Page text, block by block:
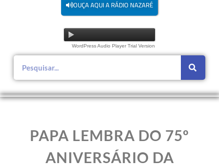
OUÇA AQUI A RÁDIO NAZARÉ
WordPress Audio Player Trial Version
PAPA LEMBRA DO 75º
ANIVERSÁRIO DA